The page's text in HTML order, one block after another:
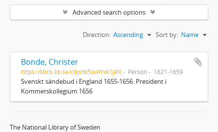
Advanced search options
Sort by: Name
Direction: Ascending
Bonde, Christer
https://libris.kb.se/c9prtk5w4frxk1j#it Person 1621-1659
Svenskt sändebud i England 1655-1656. President i
Kommerskollegium 1656
The National Library of Sweden